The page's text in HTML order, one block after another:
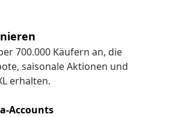
700.000 Käufern an, die
saisonale Aktionen und
erhalten.
Accounts